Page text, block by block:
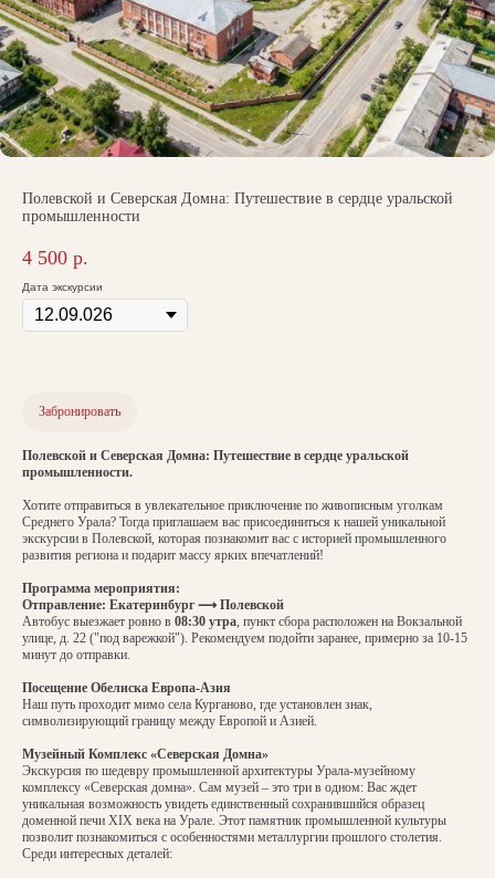
Полевской и Северская Домна: Путешествие в сердце уральской
промышленности
4 500 р.
Дата экскурсии
Забронировать
Полевской и Северская Домна: Путешествие в сердце уральской
промышленности.
Хотите отправиться в увлекательное приключение по живописным уголкам
Среднего Урала? Тогда приглашаем вас присоединиться к нашей уникальной
экскурсии в Полевской, которая познакомит вас с историей промышленного
развития региона и подарит массу ярких впечатлений!
Программа мероприятия:
Отправление: Екатеринбург ⟶ Полевской
Автобус выезжает ровно в 08:30 утра, пункт сбора расположен на Вокзальной
улице, д. 22 ("под варежкой"). Рекомендуем подойти заранее, примерно за 10-15
минут до отправки.
Посещение Обелиска Европа-Азия
Наш путь проходит мимо села Курганово, где установлен знак,
символизирующий границу между Европой и Азией.
Музейный Комплекс «Северская Домна»
Экскурсия по шедевру промышленной архитектуры Урала-музейному
комплексу «Северская домна». Сам музей – это три в одном: Вас ждет
уникальная возможность увидеть единственный сохранившийся образец
доменной печи XIX века на Урале. Этот памятник промышленной культуры
позволит познакомиться с особенностями металлургии прошлого столетия.
Среди интересных деталей: